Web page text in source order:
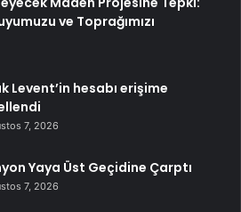
ve Toprağımızı
Levent’in hesabı erişime
7, 2026
Yaya Üst Geçidine Çarptı
7, 2026